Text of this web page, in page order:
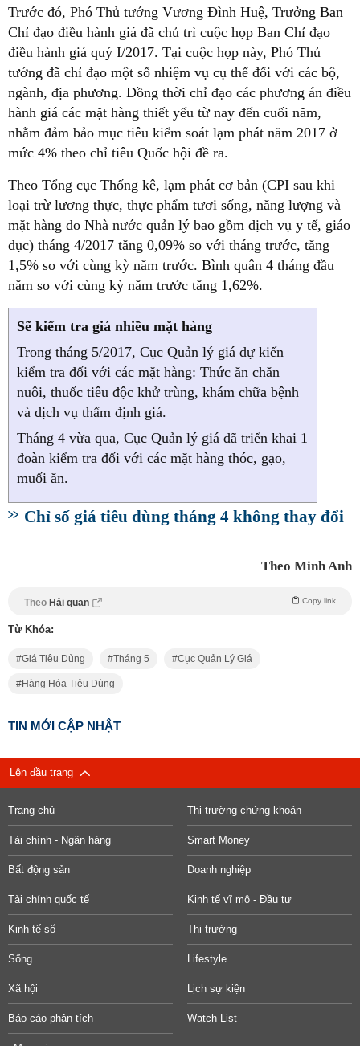
Trước đó, Phó Thủ tướng Vương Đình Huệ, Trưởng Ban
Chỉ đạo điều hành giá đã chủ trì cuộc họp Ban Chỉ đạo
điều hành giá quý I/2017. Tại cuộc họp này, Phó Thủ
tướng đã chỉ đạo một số nhiệm vụ cụ thể đối với các bộ,
ngành, địa phương. Đồng thời chỉ đạo các phương án điều
hành giá các mặt hàng thiết yếu từ nay đến cuối năm,
nhằm đảm bảo mục tiêu kiểm soát lạm phát năm 2017 ở
mức 4% theo chỉ tiêu Quốc hội đề ra.
Theo Tổng cục Thống kê, lạm phát cơ bản (CPI sau khi
loại trừ lương thực, thực phẩm tươi sống, năng lượng và
mặt hàng do Nhà nước quản lý bao gồm dịch vụ y tế, giáo
dục) tháng 4/2017 tăng 0,09% so với tháng trước, tăng
1,5% so với cùng kỳ năm trước. Bình quân 4 tháng đầu
năm so với cùng kỳ năm trước tăng 1,62%.
Sẽ kiểm tra giá nhiều mặt hàng
Trong tháng 5/2017, Cục Quản lý giá dự kiến
kiểm tra đối với các mặt hàng: Thức ăn chăn
nuôi, thuốc tiêu độc khử trùng, khám chữa bệnh
và dịch vụ thẩm định giá.
Tháng 4 vừa qua, Cục Quản lý giá đã triển khai 1
đoàn kiểm tra đối với các mặt hàng thóc, gạo,
muối ăn.
Chỉ số giá tiêu dùng tháng 4 không thay đổi
Theo Minh Anh
Theo Hải quan Copy link
Từ Khóa:
Giá Tiêu Dùng Tháng 5 Cục Quản Lý Giá
Hàng Hóa Tiêu Dùng
TIN MỚI CẬP NHẬT
Lên đầu trang
Trang chủ Thị trường chứng khoán
Tài chính - Ngân hàng Smart Money
Bất động sản Doanh nghiệp
Tài chính quốc tế Kinh tế vĩ mô - Đầu tư
Kinh tế số Thị trường
Sống Lifestyle
Xã hội Lịch sự kiện
Báo cáo phân tích Watch List